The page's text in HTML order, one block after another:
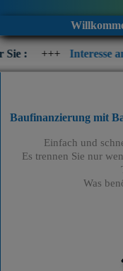
Interesse an einer
Baufinanzierung mit
Einfach und
Es trennen Sie nur
Was